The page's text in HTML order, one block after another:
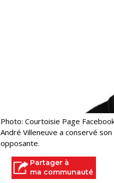
Photo: Courtoisie Page
André Villeneuve a conservé
opposante.
Partager à
ma communauté